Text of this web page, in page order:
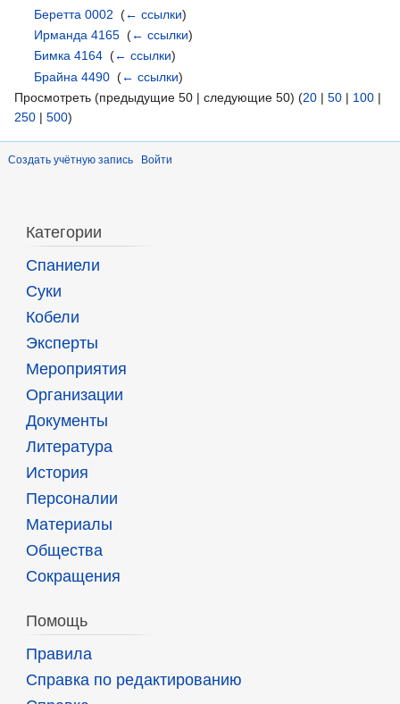
Беретта 0002 ‎(← ссылки)
Ирманда 4165 ‎(← ссылки)
Бимка 4164 ‎(← ссылки)
Брайна 4490 ‎(← ссылки)
Просмотреть (предыдущие 50 | следующие 50) (20 | 50 | 100 |
250 | 500)
Создать учётную запись Войти
Категории
Спаниели
Суки
Кобели
Эксперты
Мероприятия
Организации
Документы
Литература
История
Персоналии
Материалы
Общества
Сокращения
Помощь
Правила
Справка по редактированию